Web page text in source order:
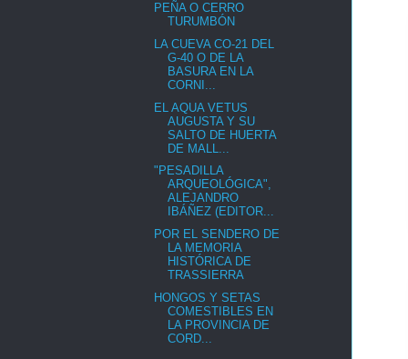
PEÑA O CERRO
TURUMBÓN
LA CUEVA CO-21 DEL
G-40 O DE LA
BASURA EN LA
CORNI...
EL AQUA VETUS
AUGUSTA Y SU
SALTO DE HUERTA
DE MALL...
"PESADILLA
ARQUEOLÓGICA",
ALEJANDRO
IBÁÑEZ (EDITOR...
POR EL SENDERO DE
LA MEMORIA
HISTÓRICA DE
TRASSIERRA
HONGOS Y SETAS
COMESTIBLES EN
LA PROVINCIA DE
CORD...